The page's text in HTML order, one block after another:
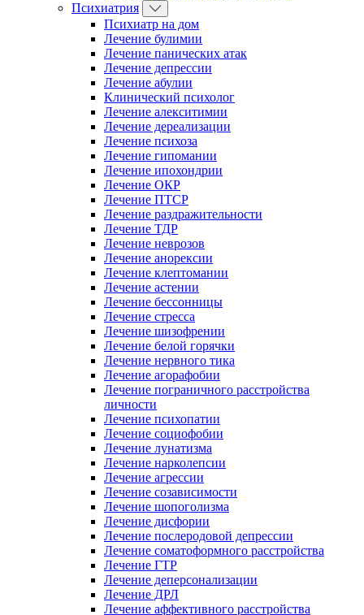
Психиатрия
Психиатр на дом
Лечение булимии
Лечение панических атак
Лечение депрессии
Лечение абулии
Клинический психолог
Лечение алекситимии
Лечение дереализации
Лечение психоза
Лечение гипомании
Лечение ипохондрии
Лечение ОКР
Лечение ПТСР
Лечение раздражительности
Лечение ТДР
Лечение неврозов
Лечение анорексии
Лечение клептомании
Лечение астении
Лечение бессонницы
Лечение стресса
Лечение шизофрении
Лечение белой горячки
Лечение нервного тика
Лечение агорафобии
Лечение пограничного расстройства
личности
Лечение психопатии
Лечение социофобии
Лечение лунатизма
Лечение нарколепсии
Лечение агрессии
Лечение созависимости
Лечение шопоголизма
Лечение дисфории
Лечение послеродовой депрессии
Лечение соматоформного расстройства
Лечение ГТР
Лечение деперсонализации
Лечение ДРЛ
Лечение аффективного расстройства